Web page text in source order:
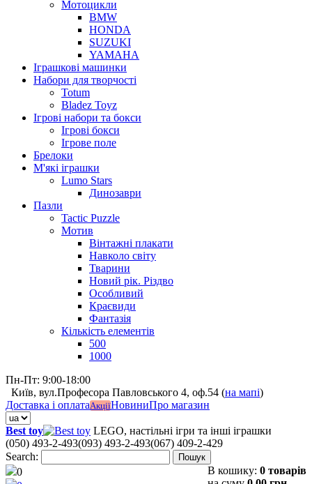
Мотоцикли
BMW
HONDA
SUZUKI
YAMAHA
Іграшкові машинки
Набори для творчості
Totum
Bladez Toyz
Ігрові набори та бокси
Ігрові бокси
Ігрове поле
Брелоки
М'які іграшки
Lumo Stars
Динозаври
Пазли
Tactic Puzzle
Мотив
Вінтажні плакати
Навколо світу
Тварини
Новий рік. Різдво
Особливий
Краєвиди
Фантазія
Кількість елементів
500
1000
Пн-Пт: 9:00-18:00
Київ, вул.Професора Павловського 4, оф.54 (на мапі)
Доставка і оплатаАкціїНовиниПро магазин
Best toy
LEGO, настільні ігри та інші іграшки
(050) 493-2-493(093) 493-2-493(067) 409-2-429
Search:
Пошук
0 В кошику: 0 товарів